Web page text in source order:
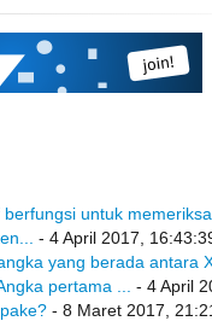
untuk
- 4 April 2017,
yang berada antara
pertama ...
- 4 April
- 8 Maret 2017,